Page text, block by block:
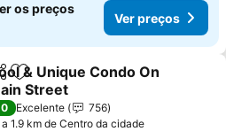
os preços
Ver preços
Adicionar aos favoritos
& Unique Condo On
Street
preços
Excelente
756
a 1.9 km de Centro da cidade